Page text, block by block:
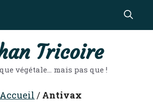
Tricoire
végétale… mais pas que !
Accueil / Antivax